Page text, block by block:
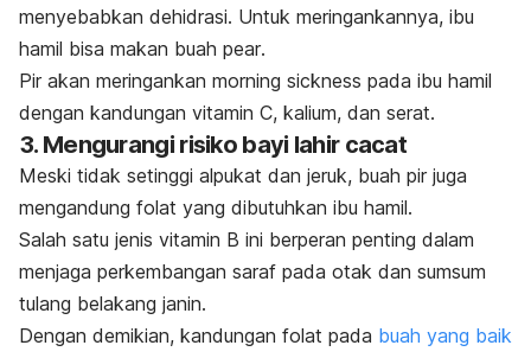
menyebabkan dehidrasi. Untuk meringankannya, ibu
hamil bisa makan buah pear.
Pir akan meringankan morning sickness pada ibu hamil
dengan kandungan vitamin C, kalium, dan serat.
3. Mengurangi risiko bayi lahir cacat
Meski tidak setinggi alpukat dan jeruk, buah pir juga
mengandung folat yang dibutuhkan ibu hamil.
Salah satu jenis vitamin B ini berperan penting dalam
menjaga perkembangan saraf pada otak dan sumsum
tulang belakang janin.
Dengan demikian, kandungan folat pada buah yang baik